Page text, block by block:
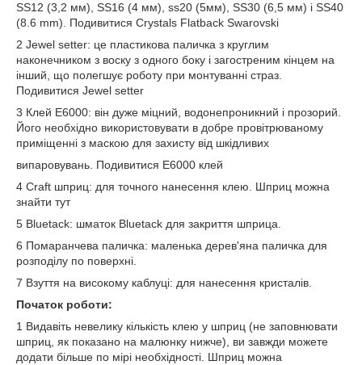
SS12 (3,2 мм), SS16 (4 мм), ss20 (5мм), SS30 (6,5 мм) і SS40
(8.6 mm). Подивитися Crystals Flatback Swarovski
2 Jewel setter: це пластикова паличка з круглим
наконечником з воску з одного боку і загостреним кінцем на
інший, що полегшує роботу при монтуванні страз.
Подивитися Jewel setter
3 Клей E6000: він дуже міцний, водонепроникний і прозорий.
Його необхідно використовувати в добре провітрюваному
приміщенні з маскою для захисту від шкідливих
випаровувань. Подивитися E6000 клей
4 Craft шприц: для точного нанесення клею. Шприц можна
знайти тут
5 Bluetack: шматок Bluetack для закриття шприца.
6 Помаранчева паличка: маленька дерев'яна паличка для
розподілу по поверхні.
7 Взуття на високому каблуці: для нанесення кристалів.
Початок роботи:
1 Видавіть невелику кількість клею у шприц (не заповнювати
шприц, як показано на малюнку нижче), ви завжди можете
додати більше по мірі необхідності. Шприц можна